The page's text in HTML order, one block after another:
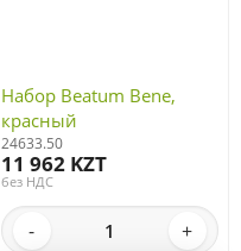
Набор Beatum Bene,
красный
24633.50
11 962 KZT
без НДС
- +